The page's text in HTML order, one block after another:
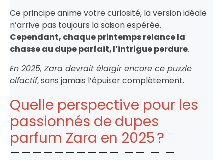
Ce principe anime votre curiosité, la version idéale
n’arrive pas toujours la saison espérée.
Cependant, chaque printemps relance la
chasse au dupe parfait, l’intrigue perdure.
En 2025, Zara devrait élargir encore ce puzzle
olfactif, sans jamais l’épuiser complètement.
Quelle perspective pour les
passionnés de dupes
parfum Zara en 2025 ?